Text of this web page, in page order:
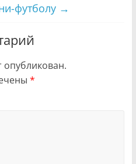
футболу →
опубликован.
*